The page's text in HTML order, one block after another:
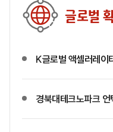
글로벌
K글로벌 액셀러레이
경북대테크노파크